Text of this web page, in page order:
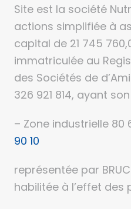
Site est la société
actions simplifiée à
capital de 21 745
immatriculée au
des Sociétés de
326 921 814, ayant
– Zone industrielle 80
90 10
représentée par
habilitée à l’effet des